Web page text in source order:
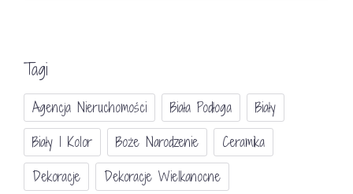
Tagi
Agencja Nieruchomości Biała Podłoga
Biały
Biały I Kolor
Boże Narodzenie
Ceramika
Dekoracje
Dekoracje Wielkanocne